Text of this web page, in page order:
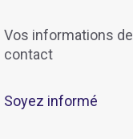
Vos informations de
contact
Soyez informé